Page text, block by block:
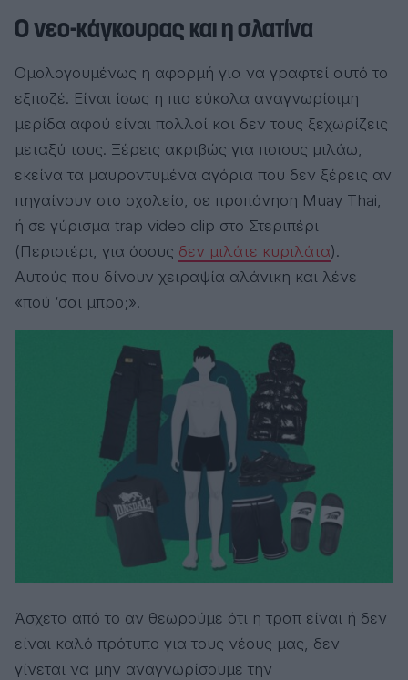
Ο νεο-κάγκουρας και η σλατίνα
Ομολογουμένως η αφορμή για να γραφτεί αυτό το
εξποζέ. Είναι ίσως η πιο εύκολα αναγνωρίσιμη
μερίδα αφού είναι πολλοί και δεν τους ξεχωρίζεις
μεταξύ τους. Ξέρεις ακριβώς για ποιους μιλάω,
εκείνα τα μαυροντυμένα αγόρια που δεν ξέρεις αν
πηγαίνουν στο σχολείο, σε προπόνηση Muay Thai,
ή σε γύρισμα trap video clip στο Στεριπέρι
(Περιστέρι, για όσους δεν μιλάτε κυριλάτα).
Αυτούς που δίνουν χειραψία αλάνικη και λένε
«πού ‘σαι μπρο;».
Άσχετα από το αν θεωρούμε ότι η τραπ είναι ή δεν
είναι καλό πρότυπο για τους νέους μας, δεν
γίνεται να μην αναγνωρίσουμε την